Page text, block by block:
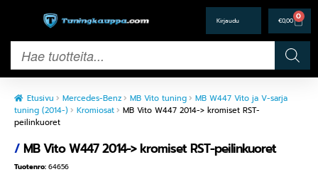
€0,00 0
Etusivu Mercedes-Benz MB Vito tuning
MB W447 Vito ja V-sarja
tuning (2014-)
Kromiosat
MB Vito W447 2014-> kromiset RST-
peilinkuoret
/MB Vito W447 2014-> kromiset RST-peilinkuoret
Tuotenro: 64656